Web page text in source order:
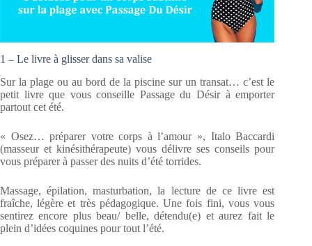
1 – Le livre à glisser dans sa valise
Sur la plage ou au bord de la piscine sur un transat… c’est le
petit livre que vous conseille Passage du Désir à emporter
partout cet été.
« Osez… préparer votre corps à l’amour », Italo Baccardi
(masseur et kinésithérapeute) vous délivre ses conseils pour
vous préparer à passer des nuits d’été torrides.
Massage, épilation, masturbation, la lecture de ce livre est
fraîche, légère et très pédagogique. Une fois fini, vous vous
sentirez encore plus beau/ belle, détendu(e) et aurez fait le
plein d’idées coquines pour tout l’été.